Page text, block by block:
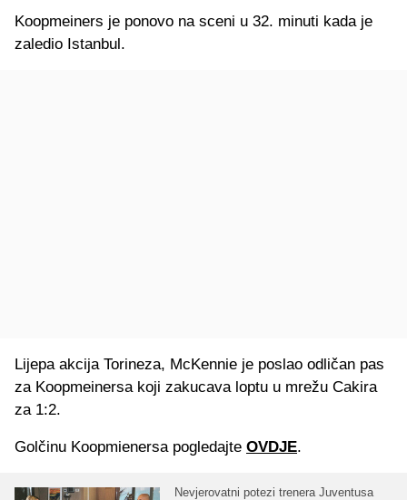
Koopmeiners je ponovo na sceni u 32. minuti kada je
zaledio Istanbul.
Lijepa akcija Torineza, McKennie je poslao odličan pas
za Koopmeinersa koji zakucava loptu u mrežu Cakira
za 1:2.
Golčinu Koopmienersa pogledajte OVDJE.
Nevjerovatni potezi trenera Juventusa